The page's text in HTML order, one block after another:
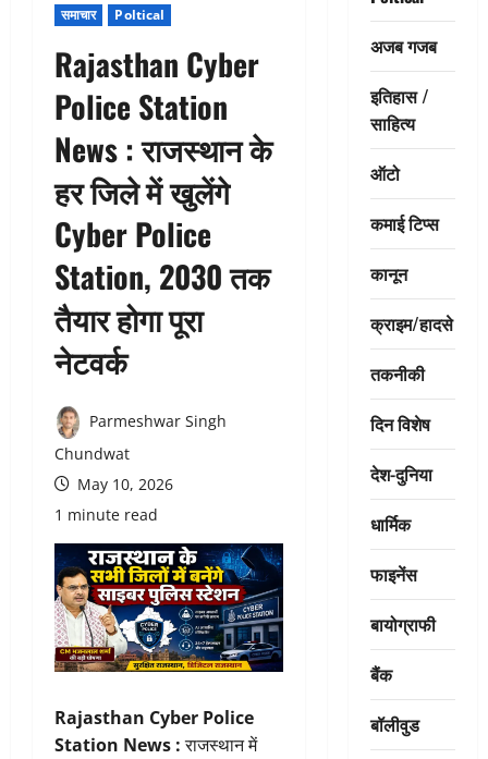
समाचार Poltical
Rajasthan Cyber
Police Station
News : राजस्थान के
हर जिले में खुलेंगे
Cyber Police
Station, 2030 तक
तैयार होगा पूरा
नेटवर्क
Parmeshwar Singh
Chundwat
May 10, 2026
1 minute read
Rajasthan Cyber Police
Station News :राजस्थान में
अजब गजब
इतिहास /
साहित्य
ऑटो
कमाई टिप्स
कानून
क्राइम/हादसे
तकनीकी
दिन विशेष
देश-दुनिया
धार्मिक
फाइनेंस
बायोग्राफी
बैंक
बॉलीवुड